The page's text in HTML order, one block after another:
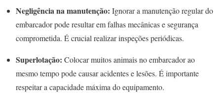
Negligência na manutenção: Ignorar a manutenção regular do
embarcador pode resultar em falhas mecânicas e segurança
comprometida. É crucial realizar inspeções periódicas.
Superlotação: Colocar muitos animais no embarcador ao
mesmo tempo pode causar acidentes e lesões. É importante
respeitar a capacidade máxima do equipamento.